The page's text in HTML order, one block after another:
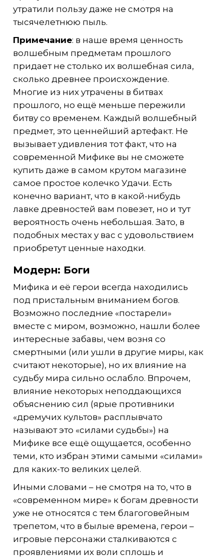
утратили пользу даже не смотря на
тысячелетнюю пыль.
Примечание: в наше время ценность
волшебным предметам прошлого
придает не столько их волшебная сила,
сколько древнее происхождение.
Многие из них утрачены в битвах
прошлого, но ещё меньше пережили
битву со временем. Каждый волшебный
предмет, это ценнейший артефакт. Не
вызывает удивления тот факт, что на
современной Мифике вы не сможете
купить даже в самом крутом магазине
самое простое колечко Удачи. Есть
конечно вариант, что в какой-нибудь
лавке древностей вам повезет, но и тут
вероятность очень небольшая. Зато, в
подобных местах у вас с удовольствием
приобретут ценные находки.
Модерн: Боги
Мифика и её герои всегда находились
под пристальным вниманием богов.
Возможно последние «постарели»
вместе с миром, возможно, нашли более
интересные забавы, чем возня со
смертными (или ушли в другие миры, как
считают некоторые), но их влияние на
судьбу мира сильно ослабло. Впрочем,
влияние некоторых неподдающихся
объяснению сил (ярые противники
«дремучих культов» расплывчато
называют это «силами судьбы») на
Мифике все ещё ощущается, особенно
теми, кто избран этими самыми «силами»
для каких-то великих целей.
Иными словами – не смотря на то, что в
«современном мире» к богам древности
уже не относятся с тем благоговейным
трепетом, что в былые времена, герои –
игровые персонажи сталкиваются с
проявлениями их воли сплошь и